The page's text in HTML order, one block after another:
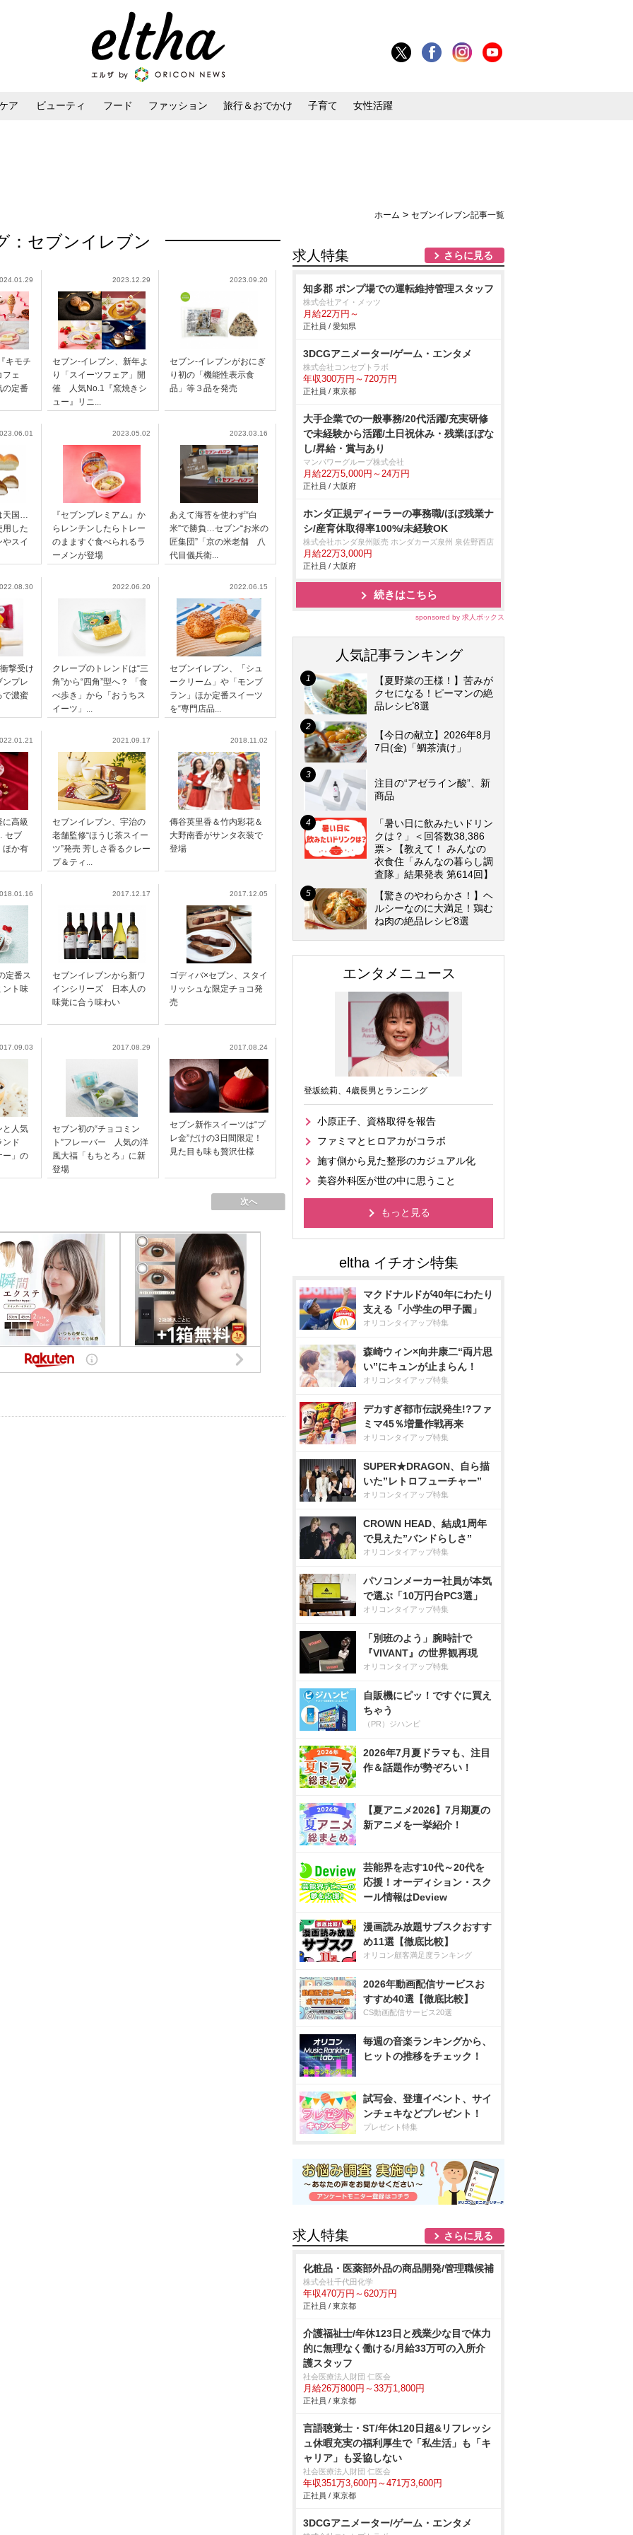
ア ビューティ フード ファッション 旅行＆おでかけ 子育て 女性活躍
ホーム > セブンイレブン記事一覧
：セブンイレブン
キモチ
ェ
定番
2023.12.29
セブン‐イレブン、新年よ
り「スイーツフェア」開
催 人気No.1『窯焼きシ
ュー』リニ...
2023.09.20
セブン-イレブンがおにぎ
り初の「機能性表示食
品」等３品を発売
天国…
用した
スイ
2023.05.02
『セブンプレミアム』か
らレンチンしたらトレー
のまますぐ食べられるラ
ーメンが登場
2023.03.16
あえて海苔を使わず“白
米”で勝負…セブン“お米の
匠集団”「京の米老舗 八
代目儀兵衛...
撃受け
プレ
で濃蜜
2022.06.20
クレープのトレンドは“三
角”から“四角”型へ？ 「食
べ歩き」から「おうちス
イーツ」...
2022.06.15
セブンイレブン、「シュ
ークリーム」や「モンブ
ラン」ほか定番スイーツ
を“専門店品...
に高級
セブ
ほか有
2021.09.17
セブンイレブン、宇治の
老舗監修“ほうじ茶スイー
ツ”発売 芳しさ香るクレー
プ＆ティ...
2018.11.02
傳谷英里香＆竹内彩花＆
大野南香がサンタ衣装で
登場
定番ス
ント味
2017.12.17
セブンイレブンから新ワ
インシリーズ 日本人の
味覚に合う味わい
2017.12.05
ゴディバ×セブン、スタイ
リッシュな限定チョコ発
売
と人気
ンド
ー」の
2017.08.29
セブン初の“チョコミン
ト”フレーバー 人気の洋
風大福「もちとろ」に新
登場
2017.08.24
セブン新作スイーツは“プ
レ金”だけの3日間限定！
見た目も味も贅沢仕様
次へ
求人特集 さらに見る
知多郡 ポンプ場での運転維持管理スタッフ
株式会社アイ・メッツ
月給22万円～
正社員 / 愛知県
3DCGアニメーター/ゲーム・エンタメ
株式会社コンセプトラボ
年収300万円～720万円
正社員 / 東京都
大手企業での一般事務/20代活躍/充実研修
で未経験から活躍/土日祝休み・残業ほぼな
し/昇給・賞与あり
マンパワーグループ株式会社
月給22万5,000円～24万円
正社員 / 大阪府
ホンダ正規ディーラーの事務職/ほぼ残業ナ
シ/産育休取得率100%/未経験OK
株式会社ホンダ泉州販売 ホンダカーズ泉州 泉佐野西店
月給22万3,000円
正社員 / 大阪府
続きはこちら
sponsored by 求人ボックス
人気記事ランキング
【夏野菜の王様！】苦みが
クセになる！ピーマンの絶
品レシピ8選
【今日の献立】2026年8月
7日(金)「鯛茶漬け」
注目の“アゼライン酸”、新
商品
「暑い日に飲みたいドリン
クは？」＜回答数38,386
票＞【教えて！ みんなの
衣食住「みんなの暮らし調
査隊」結果発表 第614回】
【驚きのやわらかさ！】ヘ
ルシーなのに大満足！鶏む
ね肉の絶品レシピ8選
エンタメニュース
登坂絵莉、4歳長男とランニング
小原正子、資格取得を報告
ファミマとヒロアカがコラボ
施す側から見た整形のカジュアル化
美容外科医が世の中に思うこと
もっと見る
マクドナルドが40年にわたり
支える「小学生の甲子園」
オリコンタイアップ特集
森崎ウィン×向井康二“両片思
い”にキュンが止まらん！
オリコンタイアップ特集
デカすぎ都市伝説発生!?ファ
ミマ45％増量作戦再来
オリコンタイアップ特集
SUPER★DRAGON、自ら描
いた”レトロフューチャー”
オリコンタイアップ特集
CROWN HEAD、結成1周年
で見えた”バンドらしさ”
オリコンタイアップ特集
パソコンメーカー社員が本気
で選ぶ「10万円台PC3選」
オリコンタイアップ特集
「別班のよう」腕時計で
『VIVANT』の世界観再現
オリコンタイアップ特集
自販機にピッ！ですぐに買え
ちゃう
（PR）ジハンピ
2026年7月夏ドラマも、注目
作＆話題作が勢ぞろい！
【夏アニメ2026】7月期夏の
新アニメを一挙紹介！
芸能界を志す10代～20代を
応援！オーディション・スク
ール情報はDeview
漫画読み放題サブスクおすす
め11選【徹底比較】
オリコン顧客満足度ランキング
2026年動画配信サービスお
すすめ40選【徹底比較】
CS動画配信サービス20選
毎週の音楽ランキングから、
ヒットの推移をチェック！
試写会、登壇イベント、サイ
ンチェキなどプレゼント！
プレゼント特集
求人特集 さらに見る
化粧品・医薬部外品の商品開発/管理職候補
株式会社千代田化学
年収470万円～620万円
正社員 / 東京都
介護福祉士/年休123日と残業少な目で体力
的に無理なく働ける/月給33万可の入所介
護スタッフ
社会医療法人財団 仁医会
月給26万800円～33万1,800円
正社員 / 東京都
言語聴覚士・ST/年休120日超&リフレッシ
ュ休暇充実の福利厚生で「私生活」も「キ
ャリア」も妥協しない
社会医療法人財団 仁医会
年収351万3,600円～471万3,600円
正社員 / 東京都
3DCGアニメーター/ゲーム・エンタメ